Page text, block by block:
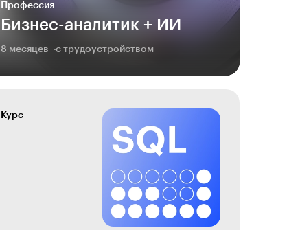
Профессия
Бизнес-аналитик + ИИ
8 месяцев с трудоустройством
Курс